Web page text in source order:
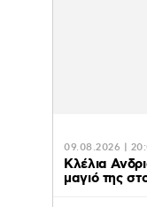
09.08.2026 |
Κλέλια
μαγιό της